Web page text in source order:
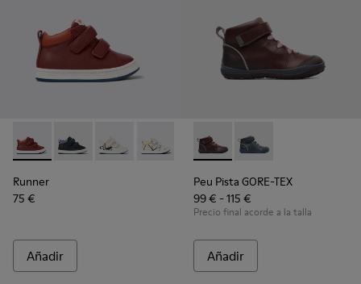
Runner - K900337-002 - Sneakers burdeos de piel para niños
Runner - K900337-005
Runner - K900337-004
Runner - K900337-003
Runner - K900337-001
Runner
75 €
Añadir
Peu Pista GORE-TEX -
Peu Pista GORE-TEX
Peu Pista GORE-TEX
99 € - 115 €
Precio final acorde a la talla
Añadir